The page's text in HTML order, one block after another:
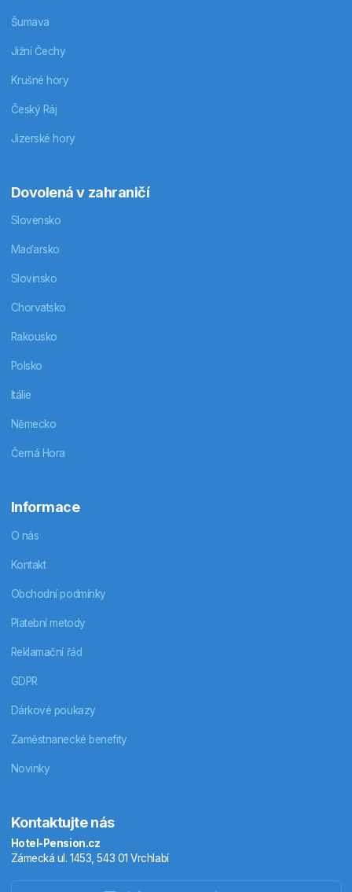
Šumava
Jižní Čechy
Krušné hory
Český Ráj
Jizerské hory
Dovolená v zahraničí
Slovensko
Maďarsko
Slovinsko
Chorvatsko
Rakousko
Polsko
Itálie
Německo
Černá Hora
Informace
O nás
Kontakt
Obchodní podmínky
Platební metody
Reklamační řád
GDPR
Dárkové poukazy
Zaměstnanecké benefity
Novinky
Kontaktujte nás
Hotel-Pension.cz
Zámecká ul. 1453, 543 01 Vrchlabí